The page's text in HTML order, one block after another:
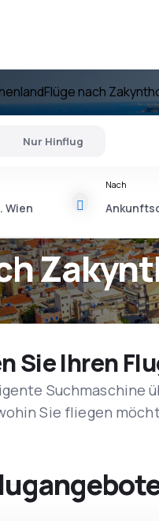
Flüge nach
Nur Hinflug
Nach
Sie Ihren
Suchmaschine
Sie fliegen